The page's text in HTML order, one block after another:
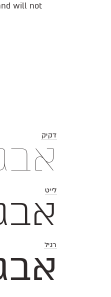
will not
דקיק
לייט
רגיל